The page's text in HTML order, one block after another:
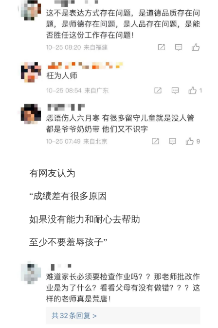
有网友认为
“成绩差有很多原因
如果没有能力和耐心去帮助
至少不要羞辱孩子”